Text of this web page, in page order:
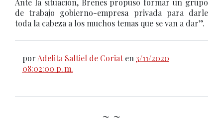
Ante la situación, Brenes propuso formar un grupo
de trabajo gobierno-empresa privada para darle
toda la cabeza a los muchos temas que se van a dar”.
por Adelita Saltiel de Coriat en 3/11/2020
08:02:00 p. m.
~ ~